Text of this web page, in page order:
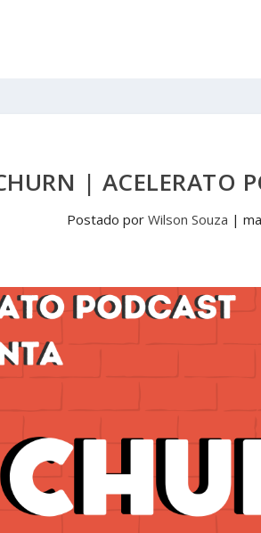
| ACELERATO
Postado porWilson Souza |